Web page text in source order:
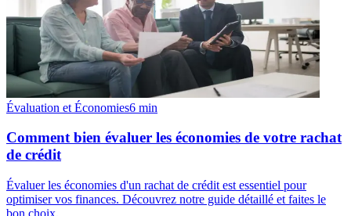
Évaluation et Économies6 min
Comment bien évaluer les économies de votre rachat
de crédit
Évaluer les économies d'un rachat de crédit est essentiel pour
optimiser vos finances. Découvrez notre guide détaillé et faites le
bon choix.